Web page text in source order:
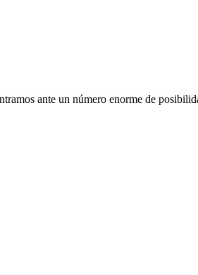
ante un número enorme de